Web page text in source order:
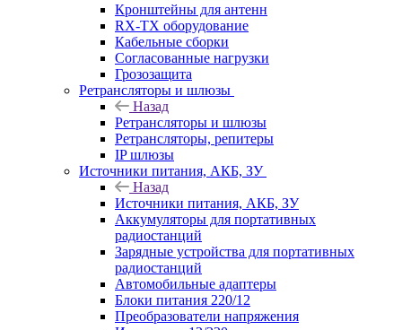
Кронштейны для антенн
RX-TX оборудование
Кабельные сборки
Согласованные нагрузки
Грозозащита
Ретрансляторы и шлюзы
Назад
Ретрансляторы и шлюзы
Ретрансляторы, репитеры
IP шлюзы
Источники питания, АКБ, ЗУ
Назад
Источники питания, АКБ, ЗУ
Аккумуляторы для портативных
радиостанций
Зарядные устройства для портативных
радиостанций
Автомобильные адаптеры
Блоки питания 220/12
Преобразователи напряжения